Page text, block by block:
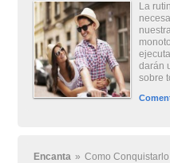
La
darán
sobre
Encanta » Como Conquistarlo